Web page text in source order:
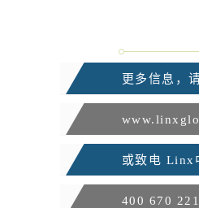
更多信息，
或致电 Linx
400 670